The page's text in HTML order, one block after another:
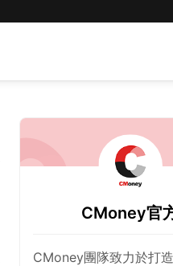
CMoney官
CMoney團隊致力於打